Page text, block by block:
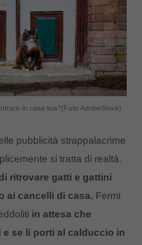
in casa tua?(Foto AdobeStock)
pubblicità strappalacrime
si tratta di realtà.
ritrovare gatti e gattini
ai cancelli di casa. Fermi
in attesa che
se li porti al calduccio in